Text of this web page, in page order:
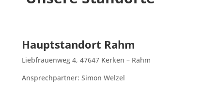
Hauptstandort Rahm
Liebfrauenweg 4, 47647 Kerken – Rahm
Ansprechpartner: Simon Welzel